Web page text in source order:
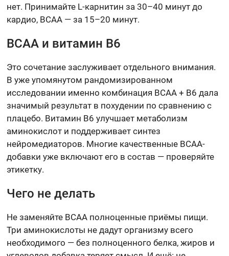
нет. Принимайте L-карнитин за 30–40 минут до
кардио, BCAA — за 15–20 минут.
BCAA и витамин B6
Это сочетание заслуживает отдельного внимания.
В уже упомянутом рандомизированном
исследовании именно комбинация BCAA + B6 дала
значимый результат в похудении по сравнению с
плацебо. Витамин B6 улучшает метаболизм
аминокислот и поддерживает синтез
нейромедиаторов. Многие качественные BCAA-
добавки уже включают его в состав — проверяйте
этикетку.
Чего не делать
Не заменяйте BCAA полноценные приёмы пищи.
Три аминокислоты не дадут организму всего
необходимого — без полноценного белка, жиров и